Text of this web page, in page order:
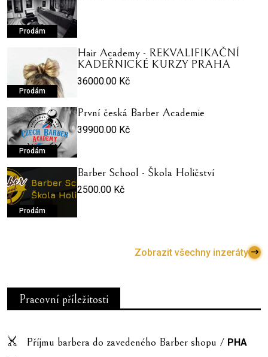
Prodám
Prodám
Hair Academy - REKVALIFIKAČNÍ
KADEŘNICKÉ KURZY PRAHA
36000.00 Kč
Prodám
První česká Barber Academie
39900.00 Kč
Prodám
Barber School - Škola Holičství
2500.00 Kč
Zobrazit všechny inzeráty
Pracovní příležitosti
Příjmu barbera do zavedeného Barber shopu / PHA